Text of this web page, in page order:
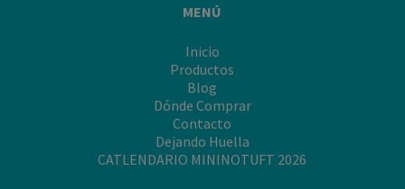
MENÚ
Inicio
Productos
Blog
Dónde Comprar
Contacto
Dejando Huella
CATLENDARIO MININOTUFT 2026